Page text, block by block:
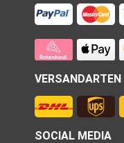
VERSANDARTEN
SOCIAL MEDIA